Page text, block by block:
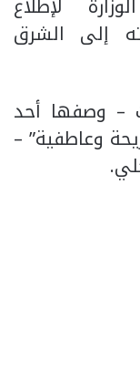
إلى الشرق
– وصفها أحد
وعاطفية” –